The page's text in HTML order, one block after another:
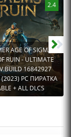
2.4
AGE OF SIGMAR:
RUIN - ULTIMATE
16842927
(2023) PC ПИРАТКА
+ ALL DLCS